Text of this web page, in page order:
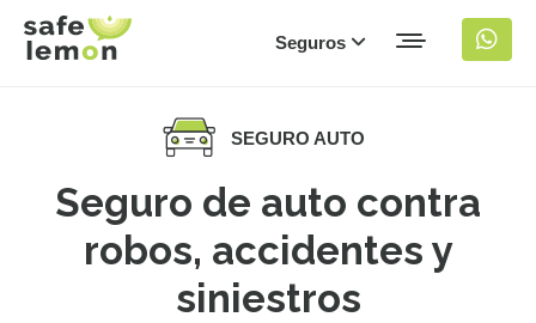
Seguros
SEGURO AUTO
Seguro de auto contra
robos, accidentes y
siniestros